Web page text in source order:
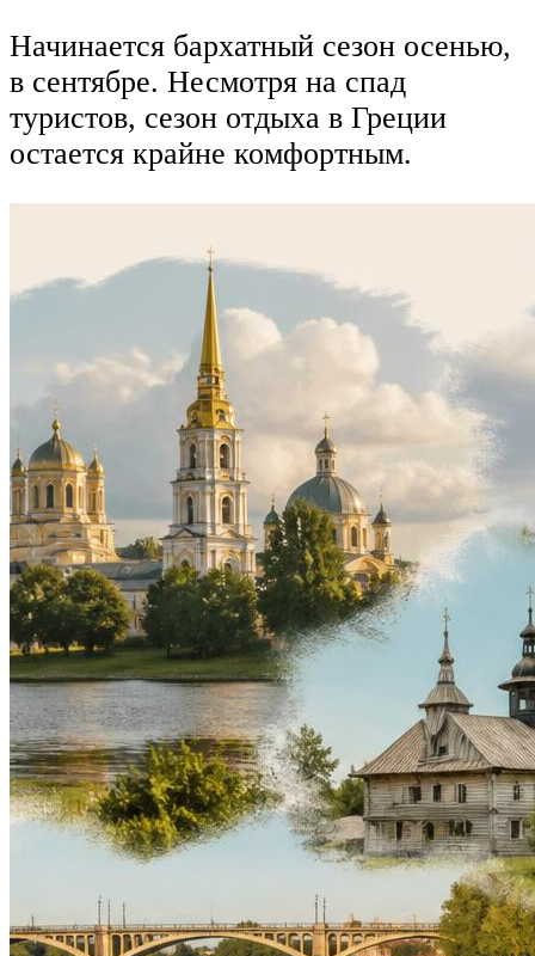
Начинается бархатный сезон осенью,
в сентябре. Несмотря на спад
туристов, сезон отдыха в Греции
остается крайне комфортным.